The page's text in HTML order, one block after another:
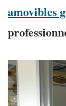
amovibles